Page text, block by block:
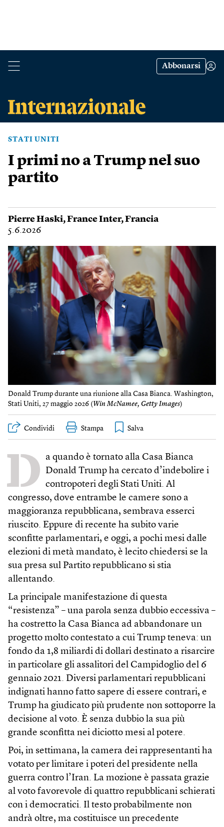
Abbonarsi
STATI UNITI
I primi no a Trump nel suo
partito
Pierre Haski,France Inter,Francia
5.6.2026
Donald Trump durante una riunione alla Casa Bianca. Washington,
Stati Uniti, 27 maggio 2026 ( Win McNamee, Getty Images)
Condividi Stampa
D
a quando è tornato alla Casa Bianca
Donald Trump ha cercato d’indebolire i
contropoteri degli Stati Uniti. Al
congresso, dove entrambe le camere sono a
maggioranza repubblicana, sembrava esserci
riuscito. Eppure di recente ha subito varie
sconfitte parlamentari, e oggi, a pochi mesi dalle
elezioni di metà mandato, è lecito chiedersi se la
sua presa sul Partito repubblicano si stia
allentando.
La principale manifestazione di questa
“resistenza” – una parola senza dubbio eccessiva –
ha costretto la Casa Bianca ad abbandonare un
progetto molto contestato a cui Trump teneva: un
fondo da 1,8 miliardi di dollari destinato a risarcire
in particolare gli assalitori del Campidoglio del 6
gennaio 2021. Diversi parlamentari repubblicani
indignati hanno fatto sapere di essere contrari, e
Trump ha giudicato più prudente non sottoporre la
decisione al voto. È senza dubbio la sua più
grande sconfitta nei diciotto mesi al potere.
Poi, in settimana, la camera dei rappresentanti ha
votato per limitare i poteri del presidente nella
guerra contro l’Iran. La mozione è passata grazie
al voto favorevole di quattro repubblicani schierati
con i democratici. Il testo probabilmente non
andrà oltre, ma costituisce un precedente